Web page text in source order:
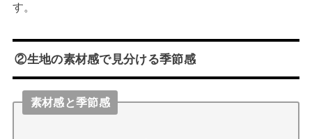
す。
②生地の素材感で見分ける季節感
素材感と季節感